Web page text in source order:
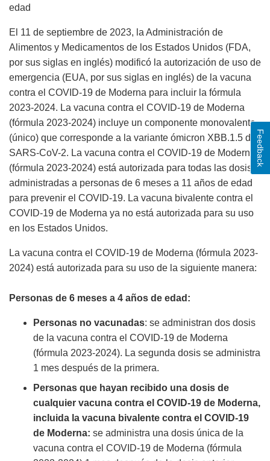
edad
El 11 de septiembre de 2023, la Administración de
Alimentos y Medicamentos de los Estados Unidos (FDA,
por sus siglas en inglés) modificó la autorización de uso de
emergencia (EUA, por sus siglas en inglés) de la vacuna
contra el COVID-19 de Moderna para incluir la fórmula
2023-2024. La vacuna contra el COVID-19 de Moderna
(fórmula 2023-2024) incluye un componente monovalente
(único) que corresponde a la variante ómicron XBB.1.5 del
SARS-CoV-2. La vacuna contra el COVID-19 de Moderna
(fórmula 2023-2024) está autorizada para todas las dosis
administradas a personas de 6 meses a 11 años de edad
para prevenir el COVID-19. La vacuna bivalente contra el
COVID-19 de Moderna ya no está autorizada para su uso
en los Estados Unidos.
La vacuna contra el COVID-19 de Moderna (fórmula 2023-
2024) está autorizada para su uso de la siguiente manera:
Personas de 6 meses a 4 años de edad:
Personas no vacunadas: se administran dos dosis
de la vacuna contra el COVID-19 de Moderna
(fórmula 2023-2024). La segunda dosis se administra
1 mes después de la primera.
Personas que hayan recibido una dosis de
cualquier vacuna contra el COVID-19 de Moderna,
incluida la vacuna bivalente contra el COVID-19
de Moderna: se administra una dosis única de la
vacuna contra el COVID-19 de Moderna (fórmula
Feedback